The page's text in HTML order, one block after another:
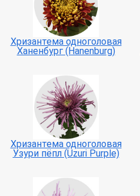
Хризантема одноголовая
Ханенбург (Hanenburg)
Хризантема одноголовая
Узури пёпл (Uzuri Purple)